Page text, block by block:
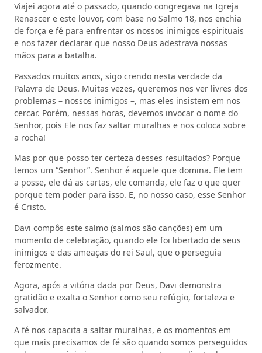
Viajei agora até o passado, quando congregava na Igreja
Renascer e este louvor, com base no Salmo 18, nos enchia
de força e fé para enfrentar os nossos inimigos espirituais
e nos fazer declarar que nosso Deus adestrava nossas
mãos para a batalha.
Passados muitos anos, sigo crendo nesta verdade da
Palavra de Deus. Muitas vezes, queremos nos ver livres dos
problemas – nossos inimigos –, mas eles insistem em nos
cercar. Porém, nessas horas, devemos invocar o nome do
Senhor, pois Ele nos faz saltar muralhas e nos coloca sobre
a rocha!
Mas por que posso ter certeza desses resultados? Porque
temos um “Senhor”. Senhor é aquele que domina. Ele tem
a posse, ele dá as cartas, ele comanda, ele faz o que quer
porque tem poder para isso. E, no nosso caso, esse Senhor
é Cristo.
Davi compôs este salmo (salmos são canções) em um
momento de celebração, quando ele foi libertado de seus
inimigos e das ameaças do rei Saul, que o perseguia
ferozmente.
Agora, após a vitória dada por Deus, Davi demonstra
gratidão e exalta o Senhor como seu refúgio, fortaleza e
salvador.
A fé nos capacita a saltar muralhas, e os momentos em
que mais precisamos de fé são quando somos perseguidos